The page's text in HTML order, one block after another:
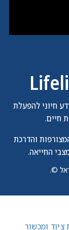
חיוני להפעלת
חיים.
והדרכת
החייאה.
©.
ומכשור